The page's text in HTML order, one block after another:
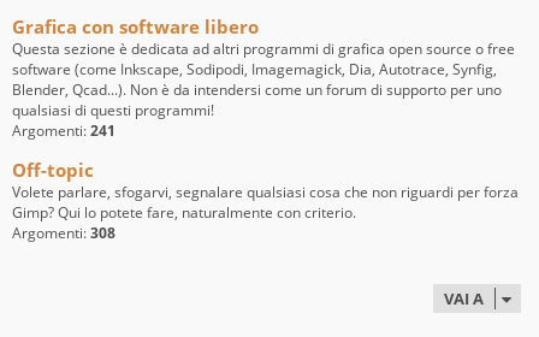
Grafica con software libero
Questa sezione è dedicata ad altri programmi di grafica open source o free
software (come Inkscape, Sodipodi, Imagemagick, Dia, Autotrace, Synfig,
Blender, Qcad...). Non è da intendersi come un forum di supporto per uno
qualsiasi di questi programmi!
Argomenti:241
Off-topic
Volete parlare, sfogarvi, segnalare qualsiasi cosa che non riguardi per forza
Gimp? Qui lo potete fare, naturalmente con criterio.
Argomenti:308
VAI A